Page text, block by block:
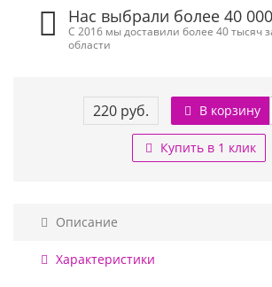
Нас выбрали более 40
С 2016 мы доставили более 40 тысяч
области
220 руб. В корзину
Купить в 1 клик
Описание
Характеристики